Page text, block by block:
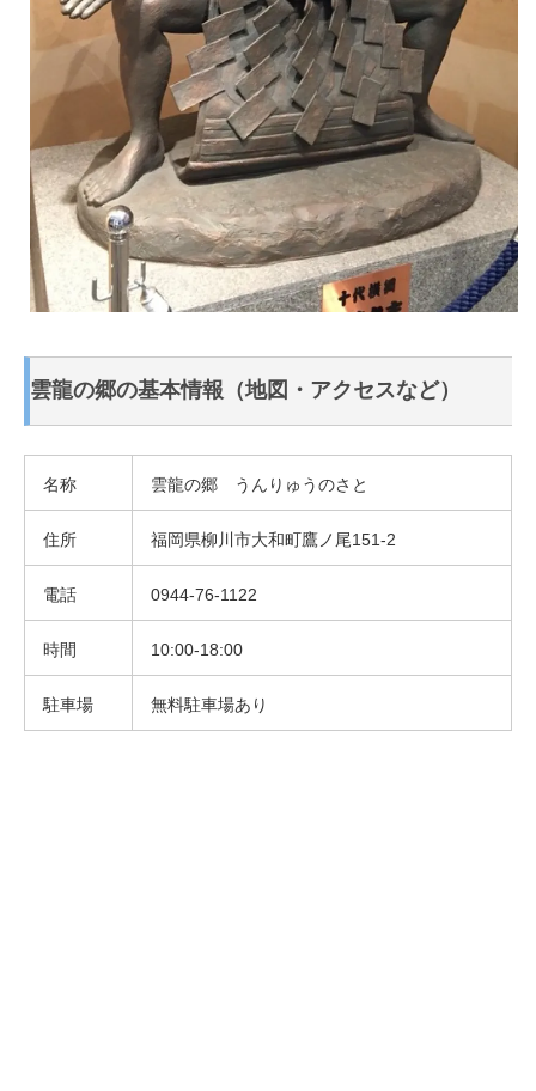
雲龍の郷の基本情報（地図・アクセスなど）
名称 雲龍の郷 うんりゅうのさと
住所 福岡県柳川市大和町鷹ノ尾151-2
電話 0944-76-1122
時間 10:00-18:00
駐車場 無料駐車場あり